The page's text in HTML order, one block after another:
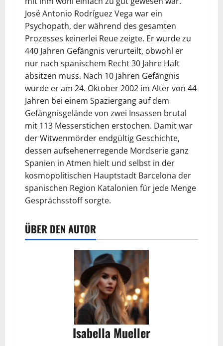
José Antonio Rodríguez Vega war ein
Psychopath, der während des gesamten
Prozesses keinerlei Reue zeigte. Er wurde zu
440 Jahren Gefängnis verurteilt, obwohl er
nur nach spanischem Recht 30 Jahre Haft
absitzen muss. Nach 10 Jahren Gefängnis
wurde er am 24. Oktober 2002 im Alter von 44
Jahren bei einem Spaziergang auf dem
Gefängnisgelände von zwei Insassen brutal
mit 113 Messerstichen erstochen. Damit war
der Witwenmörder endgültig Geschichte,
dessen aufsehenerregende Mordserie ganz
Spanien in Atmen hielt und selbst in der
kosmopolitischen Hauptstadt Barcelona der
spanischen Region Katalonien für jede Menge
Gesprächsstoff sorgte.
ÜBER DEN AUTOR
Isabella Mueller